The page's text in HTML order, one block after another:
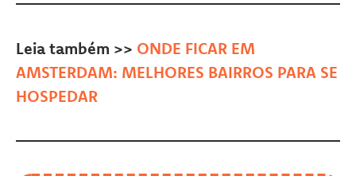
Leia também >> ONDE FICAR EM
AMSTERDAM: MELHORES BAIRROS PARA SE
HOSPEDAR